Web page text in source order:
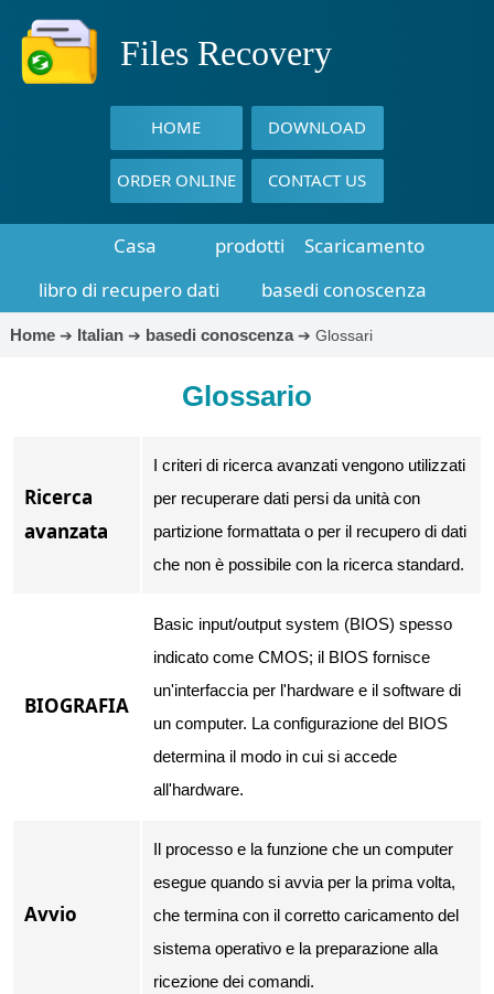
Files Recovery
HOME DOWNLOAD
ORDER ONLINE CONTACT US
Casa prodotti
Scaricamento
libro di recupero dati
basedi conoscenza
Home➔ Italian➔ basedi conoscenza➔ Glossari
Glossario
Ricerca
avanzata
I criteri di ricerca avanzati vengono utilizzati
per recuperare dati persi da unità con
partizione formattata o per il recupero di dati
che non è possibile con la ricerca standard.
BIOGRAFIA
Basic input/output system (BIOS) spesso
indicato come CMOS; il BIOS fornisce
un'interfaccia per l'hardware e il software di
un computer. La configurazione del BIOS
determina il modo in cui si accede
all'hardware.
Avvio
Il processo e la funzione che un computer
esegue quando si avvia per la prima volta,
che termina con il corretto caricamento del
sistema operativo e la preparazione alla
ricezione dei comandi.